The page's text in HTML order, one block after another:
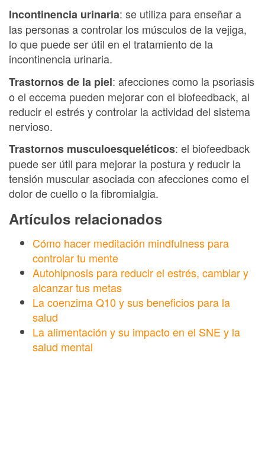
Incontinencia urinaria: se utiliza para enseñar a
las personas a controlar los músculos de la vejiga,
lo que puede ser útil en el tratamiento de la
incontinencia urinaria.
Trastornos de la piel: afecciones como la psoriasis
o el eccema pueden mejorar con el biofeedback, al
reducir el estrés y controlar la actividad del sistema
nervioso.
Trastornos musculoesqueléticos: el biofeedback
puede ser útil para mejorar la postura y reducir la
tensión muscular asociada con afecciones como el
dolor de cuello o la fibromialgia.
Artículos relacionados
Cómo hacer meditación mindfulness para
controlar tu mente
Autohipnosis para reducir el estrés, cambiar y
alcanzar tus metas
La coenzima Q10 y sus beneficios para la
salud
La alimentación y su impacto en el SNE y la
salud mental